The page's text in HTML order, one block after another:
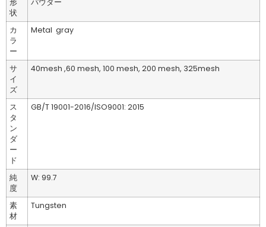
状
カ
ラ
ー
Metal gray
サ
イ
ズ
40mesh ,60 mesh, 100 mesh, 200 mesh, 325mesh
ス
タ
ン
ダ
ー
ド
GB/T 19001-2016/ISO9001: 2015
純
度
W: 99.7
素
材
Tungsten